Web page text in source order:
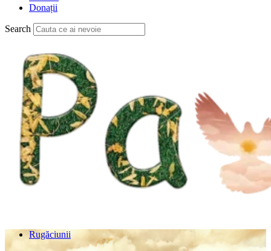
Donații
Search
Rugăciunii